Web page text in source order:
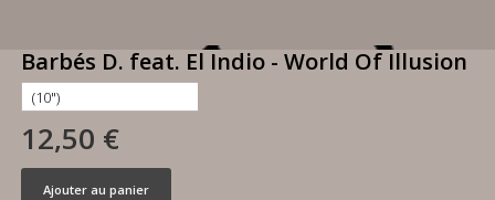
Barbés D. feat. El Indio - World Of Illusion
12,50 €
Ajouter au panier